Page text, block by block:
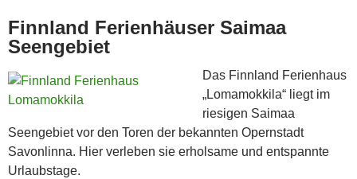
Finnland Ferienhäuser Saimaa
Seengebiet
Das Finnland Ferienhaus
„Lomamokkila“ liegt im
riesigen Saimaa
Seengebiet vor den Toren der bekannten Opernstadt
Savonlinna. Hier verleben sie erholsame und entspannte
Urlaubstage.